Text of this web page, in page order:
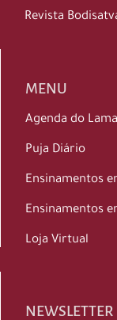
Revista
MENU
Agenda do Lama
Puja Diário
Ensinamentos
Ensinamentos
Loja Virtual
NEWSLETTER